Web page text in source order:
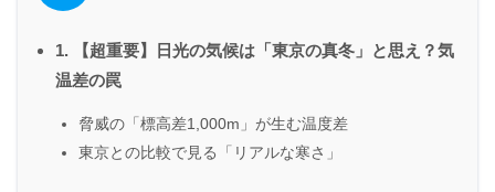
1. 【超重要】日光の気候は「東京の真冬」と思え？気
温差の罠
脅威の「標高差1,000m」が生む温度差
東京との比較で見る「リアルな寒さ」